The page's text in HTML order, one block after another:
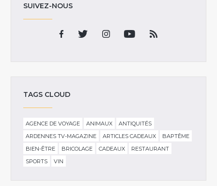
SUIVEZ-NOUS
TAGS CLOUD
AGENCE DE VOYAGE ANIMAUX
ANTIQUITÉS
ARDENNES TV-MAGAZINE
ARTICLES CADEAUX
BAPTÊME
BIEN-ÊTRE
BRICOLAGE CADEAUX
RESTAURANT
SPORTS
VIN